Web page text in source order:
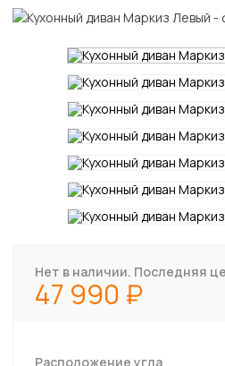
Нет в наличии. Последняя
47 990
Расположение угла